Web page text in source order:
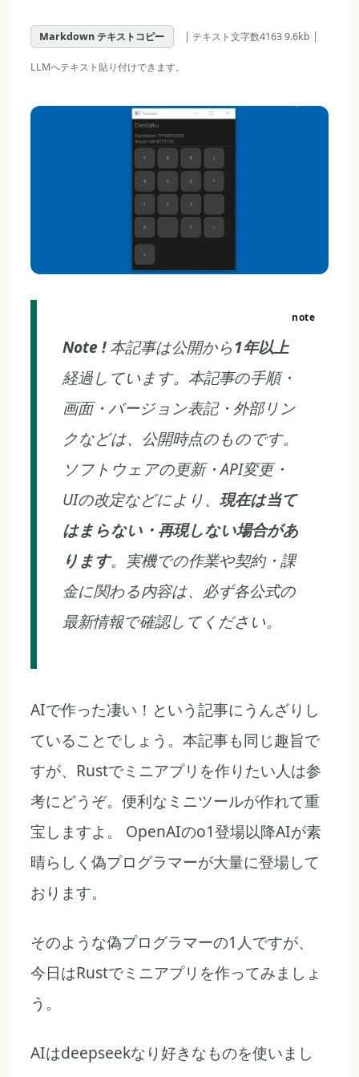
Markdown テキストコピー | テキスト文字数4163 9.6kb |
LLMへテキスト貼り付けできます。
Note !本記事は公開から1年以上
経過しています。本記事の手順・
画面・バージョン表記・外部リン
クなどは、公開時点のものです。
ソフトウェアの更新・API変更・
UIの改定などにより、現在は当て
はまらない・再現しない場合があ
ります。実機での作業や契約・課
金に関わる内容は、必ず各公式の
最新情報で確認してください。
AIで作った凄い！という記事にうんざりし
ていることでしょう。本記事も同じ趣旨で
すが、Rustでミニアプリを作りたい人は参
考にどうぞ。便利なミニツールが作れて重
宝しますよ。 OpenAIのo1登場以降AIが素
晴らしく偽プログラマーが大量に登場して
おります。
そのような偽プログラマーの1人ですが、
今日はRustでミニアプリを作ってみましょ
う。
AIはdeepseekなり好きなものを使いまし